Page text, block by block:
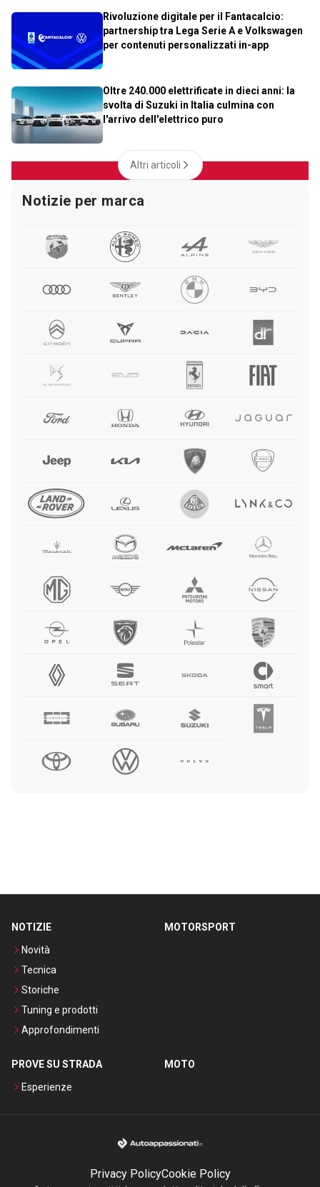
Rivoluzione digitale per il Fantacalcio:
partnership tra Lega Serie A e Volkswagen
per contenuti personalizzati in-app
Oltre 240.000 elettrificate in dieci anni: la
svolta di Suzuki in Italia culmina con
l'arrivo dell'elettrico puro
Altri articoli
Notizie per marca
NOTIZIE
Novità
Tecnica
Storiche
Tuning e prodotti
Approfondimenti
MOTORSPORT
PROVE SU STRADA
Esperienze
MOTO
Privacy PolicyCookie Policy